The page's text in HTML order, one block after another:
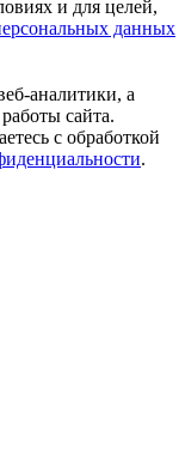
и для целей,
данных
аналитики, а
сайта.
с обработкой
.